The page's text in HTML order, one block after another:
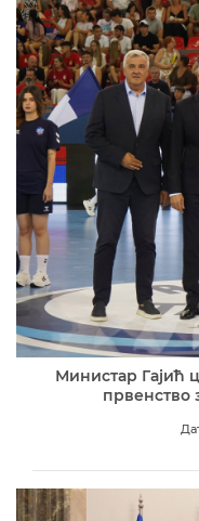
Министар Гајић
првенство